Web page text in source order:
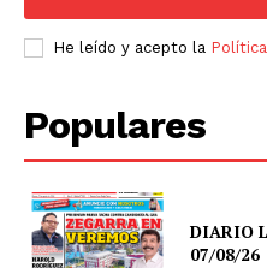
He leído y acepto la
Populares
DIARIO
07/08/26